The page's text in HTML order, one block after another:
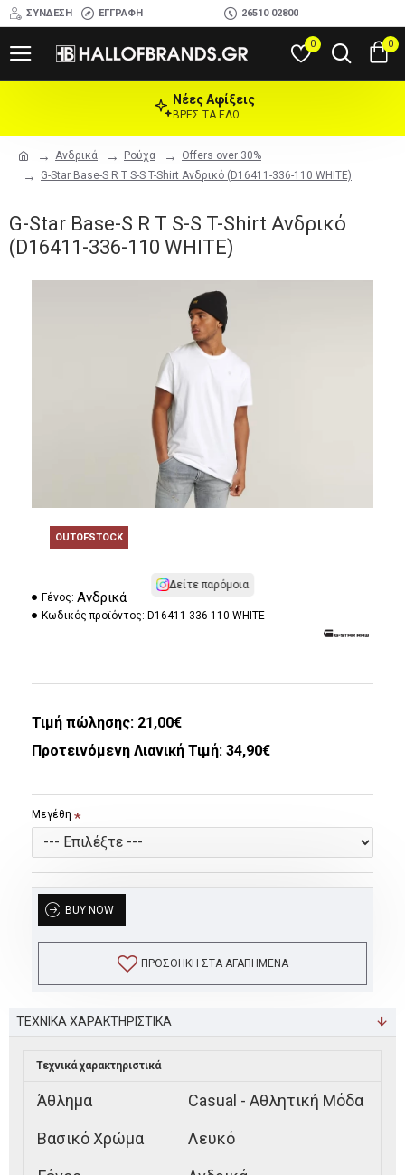
ΣΎΝΔΕΣΗ ΕΓΓΡΑΦΉ 26510 02800
0 0
Ανδρικά Ρούχα
Offers over 30%
G-Star Base-S R T S-S T-Shirt Ανδρικό (D16411-336-110 WHITE)
Νέες Αφίξεις
ΒΡΕΣ ΤΑ ΕΔΩ
G-Star Base-S R T S-S T-Shirt Ανδρικό
(D16411-336-110 WHITE)
OUTOFSTOCK
Δείτε παρόμοια
Γένος: Ανδρικά
Κωδικός προϊόντος: D16411-336-110 WHITE
Τιμή πώλησης: 21,00€
Προτεινόμενη Λιανική Τιμή: 34,90€
Μεγέθη
BUY NOW
ΠΡΟΣΘΉΚΗ ΣΤΑ ΑΓΑΠΗΜΈΝΑ
ΤΕΧΝΙΚΑ ΧΑΡΑΚΤΗΡΙΣΤΙΚΑ
Τεχνικά χαρακτηριστικά
Άθλημα
Casual - Αθλητική Μόδα
Βασικό Χρώμα
Λευκό